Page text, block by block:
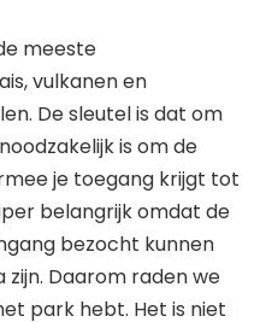
meeste
vulkanen en
De sleutel is dat om
is om de
je toegang krijgt tot
belangrijk omdat de
bezocht kunnen
zijn. Daarom raden we
park hebt. Het is niet